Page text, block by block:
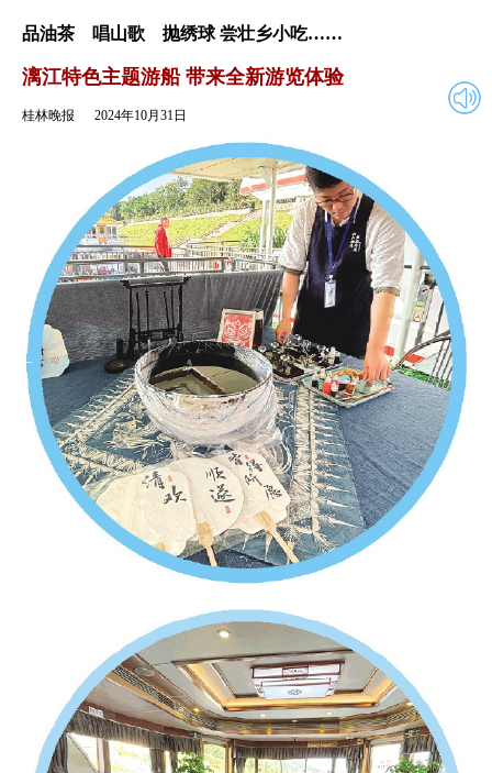
返回 2024年10月31日
品油茶 唱山歌 抛绣球 尝壮乡小吃……
漓江特色主题游船 带来全新游览体验
桂林晚报 2024年10月31日